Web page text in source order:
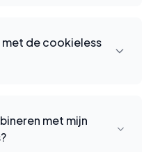
de cookieless
met mijn